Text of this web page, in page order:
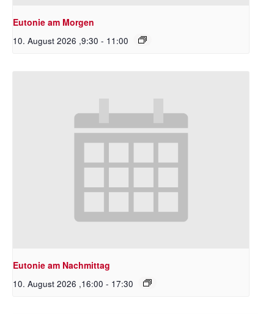
Eutonie am Morgen
10. August 2026 ,9:30 - 11:00
Eutonie am Nachmittag
10. August 2026 ,16:00 - 17:30